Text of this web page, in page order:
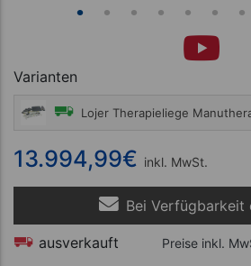
Varianten
13.994,99€ inkl. MwSt.
Bei Verfügbarkeit
ausverkauft Preise inkl.